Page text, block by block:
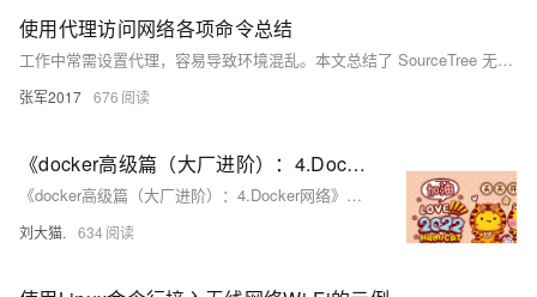
使用代理访问网络各项命令总结
工作中常需设置代理，容易导致环境混乱。本文总结了 SourceTree 无法拉取代码的问题，排查了环境变量、Git 全局配置及系统代理设置，最终通过清除 Git 代理配置解决。内容涵盖排查步骤、命令整理及脚本处理，帮助快速定位并解决代理相关网络问题。
张军2017 676
《docker高级篇（大厂进阶）：4.Docker网络》包括：是什么、常用基本命令、能干嘛、网络模式、docker平台架构图解
《docker高级篇（大厂进阶）：4.Docker网络》包括：是什么、常用基本命令、能干嘛、网络模式、docker平台架构图解
刘大猫. 634